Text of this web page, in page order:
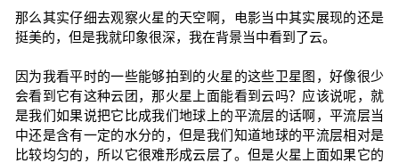
那么其实仔细去观察火星的天空啊，电影当中其实展现的还是
挺美的，但是我就印象很深，我在背景当中看到了云。
因为我看平时的一些能够拍到的火星的这些卫星图，好像很少
会看到它有这种云团，那火星上面能看到云吗？应该说呢，就
是我们如果说把它比成我们地球上的平流层的话啊，平流层当
中还是含有一定的水分的，但是我们知道地球的平流层相对是
比较均匀的，所以它很难形成云层了。但是火星上面如果它的